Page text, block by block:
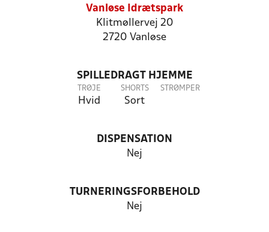
Vanløse Idrætspark
Klitmøllervej 20
2720 Vanløse
SPILLEDRAGT HJEMME
TRØJE
Hvid
SHORTS
Sort
STRØMPER
DISPENSATION
Nej
TURNERINGSFORBEHOLD
Nej